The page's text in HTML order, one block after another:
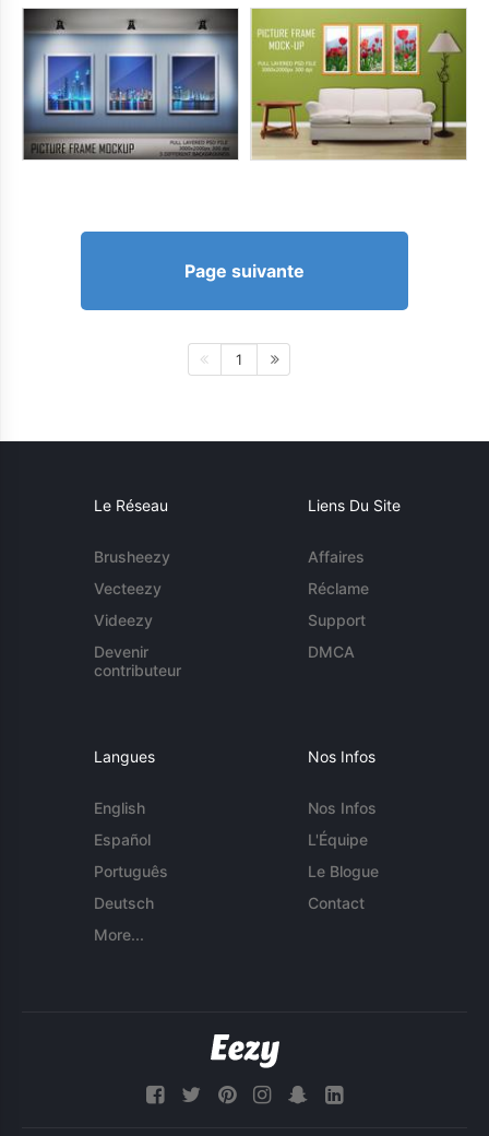
Page suivante
1
Le Réseau
Brusheezy
Vecteezy
Videezy
Devenir
contributeur
Liens Du Site
Affaires
Réclame
Support
DMCA
Langues
English
Español
Português
Deutsch
More...
Nos Infos
Nos Infos
L'Équipe
Le Blogue
Contact